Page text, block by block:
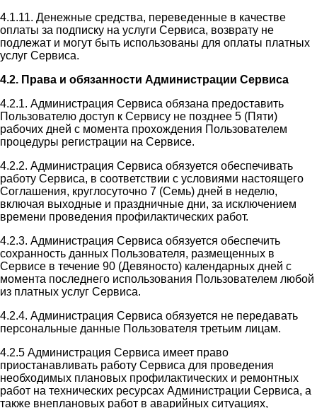
4.1.11. Денежные средства, переведенные в качестве
оплаты за подписку на услуги Сервиса, возврату не
подлежат и могут быть использованы для оплаты платных
услуг Сервиса.
4.2. Права и обязанности Администрации Сервиса
4.2.1. Администрация Сервиса обязана предоставить
Пользователю доступ к Сервису не позднее 5 (Пяти)
рабочих дней с момента прохождения Пользователем
процедуры регистрации на Сервисе.
4.2.2. Администрация Сервиса обязуется обеспечивать
работу Сервиса, в соответствии с условиями настоящего
Соглашения, круглосуточно 7 (Семь) дней в неделю,
включая выходные и праздничные дни, за исключением
времени проведения профилактических работ.
4.2.3. Администрация Сервиса обязуется обеспечить
сохранность данных Пользователя, размещенных в
Сервисе в течение 90 (Девяносто) календарных дней с
момента последнего использования Пользователем любой
из платных услуг Сервиса.
4.2.4. Администрация Сервиса обязуется не передавать
персональные данные Пользователя третьим лицам.
4.2.5 Администрация Сервиса имеет право
приостанавливать работу Сервиса для проведения
необходимых плановых профилактических и ремонтных
работ на технических ресурсах Администрации Сервиса, а
также внеплановых работ в аварийных ситуациях,